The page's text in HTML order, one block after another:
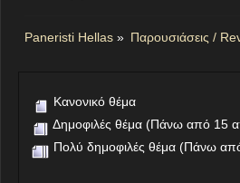
Paneristi Hellas » Παρουσιάσεις /
Κανονικό θέμα
Δημοφιλές θέμα (Πάνω από 15
Πολύ δημοφιλές θέμα (Πάνω